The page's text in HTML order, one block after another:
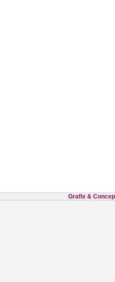
Grafix &